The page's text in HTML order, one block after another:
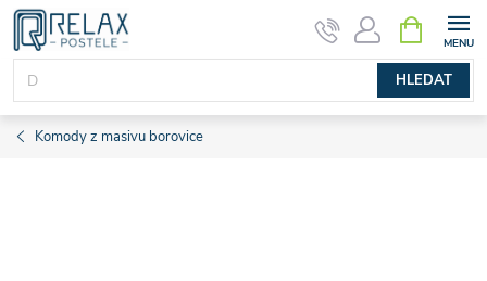
Přejít
obsah
HLEDAT
NÁKUPNÍ
KOŠÍK
Komody z masivu borovice